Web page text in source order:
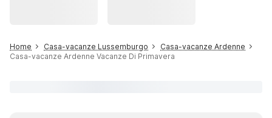
Home Casa-vacanze Lussemburgo
Casa-vacanze Ardenne
Casa-vacanze Ardenne Vacanze Di Primavera